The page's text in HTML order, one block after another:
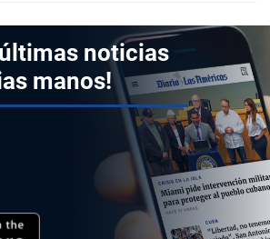
noticias
manos!